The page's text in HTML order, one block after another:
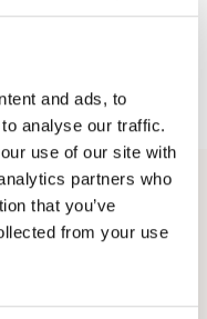
and ads, to
analyse our traffic.
use of our site with
partners who
that you’ve
from your use